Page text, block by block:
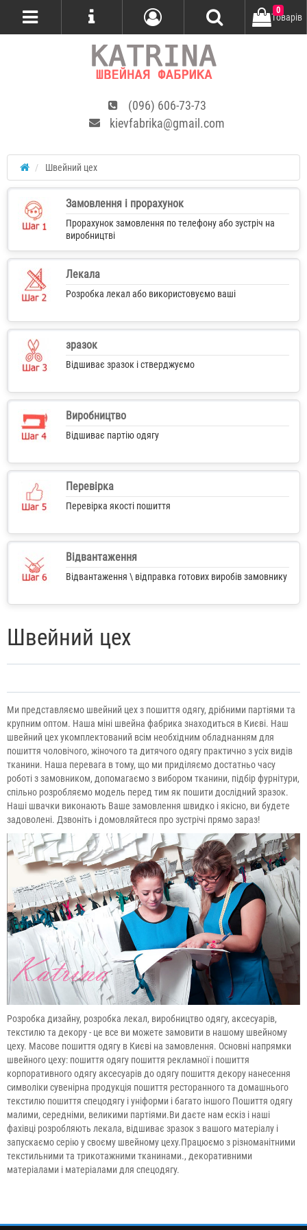
(096) 606-73-73
kievfabrika@gmail.com
Tоварів
0
Швейний цех
Замовлення і прорахунок
Прорахунок замовлення по телефону або зустріч на
виробництві
Лекала
Розробка лекал або використовуємо ваші
зразок
Відшиває зразок і стверджуємо
Виробництво
Відшиває партію одягу
Перевірка
Перевірка якості пошиття
Відвантаження
Відвантаження \ відправка готових виробів замовнику
Швейний цех
Ми представляємо швейний цех з пошиття одягу, дрібними партіями та
крупним оптом. Наша міні швейна фабрика знаходиться в Києві. Наш
швейний цех укомплектований всім необхідним обладнанням для
пошиття чоловічого, жіночого та дитячого одягу практично з усіх видів
тканини. Наша перевага в тому, що ми приділяємо достатньо часу
роботі з замовником, допомагаємо з вибором тканини, підбір фурнітури,
спільно розробляємо модель перед тим як пошити дослідний зразок.
Наші швачки виконають Ваше замовлення швидко і якісно, ви будете
задоволені. Дзвоніть і домовляйтеся про зустрічі прямо зараз!
Розробка дизайну, розробка лекал, виробництво одягу, аксесуарів,
текстилю та декору - це все ви можете замовити в нашому швейному
цеху. Масове пошиття одягу в Києві на замовлення. Основні напрямки
швейного цеху: пошиття одягу пошиття рекламної і пошиття
корпоративного одягу аксесуарів до одягу пошиття декору нанесення
символіки сувенірна продукція пошиття ресторанного та домашнього
текстилю пошиття спецодягу і уніформи і багато іншого Пошиття одягу
малими, середніми, великими партіями.Ви даєте нам ескіз і наші
фахівці розробляють лекала, відшиває зразок з вашого матеріалу і
запускаємо серію у своєму швейному цеху.Працюємо з різноманітними
текстильними та трикотажними тканинами., декоративними
матеріалами і матеріалами для спецодягу.